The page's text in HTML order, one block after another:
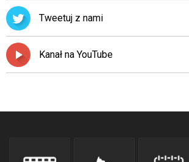
przyjęte
dla
danej
platformy.
Tweetuj z nami
Kanał na YouTube